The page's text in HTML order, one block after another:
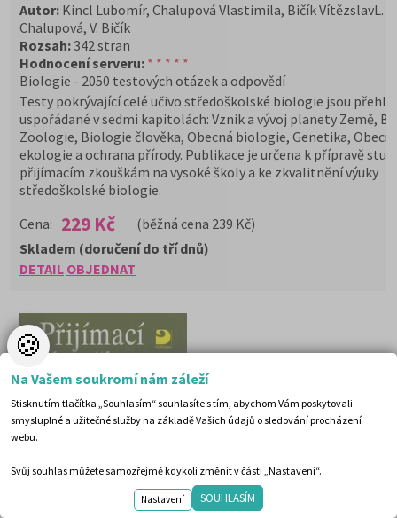
Autor: Kincl Lubomír, Chalupová Vlastimila, Bičík VítězslavL.
Chalupová, V. Bičík
Rozsah: 342 stran
Hodnocení serveru: * * * * *
Biologie - 2050 testových otázek a odpovědí
Testy pokrývající celé učivo středoškolské biologie jsou
uspořádané v sedmi kapitolách: Vznik a vývoj planety Země,
Zoologie, Biologie člověka, Obecná biologie, Genetika,
ekologie a ochrana přírody. Publikace je určena k přípravě
přijímacím zkouškám na vysoké školy a ke zkvalitnění výuky
středoškolské biologie.
Cena: 229 Kč (běžná cena 239 Kč)
DETAIL OBJEDNAT
Skladem (doručení do tří dnů)
🍪
Na Vašem soukromí nám záleží
Stisknutím tlačítka „Souhlasím“ souhlasíte s tím, abychom Vám poskytovali
smysluplné a užitečné služby na základě Vašich údajů o sledování procházení
webu.
Svůj souhlas můžete samozřejmě kdykoli změnit v části „Nastavení“.
Nastavení SOUHLASÍM